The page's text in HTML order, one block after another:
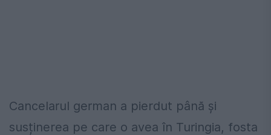
Cancelarul german a pierdut până și
susținerea pe care o avea în Turingia, fosta